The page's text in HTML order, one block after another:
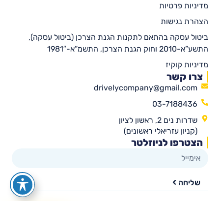
מדיניות פרטיות
הצהרת נגישות
ביטול עסקה בהתאם לתקנות הגנת הצרכן (ביטול עסקה),
התשע”א-2010 וחוק הגנת הצרכן, התשמ”א-1981″
מדיניות קוקיז
צרו קשר
drivelycompany@gmail.com
03-7188436
שדרות נים 2, ראשון לציון
(קניון עזריאלי ראשונים)
הצטרפו לניוזלטר
שליחה